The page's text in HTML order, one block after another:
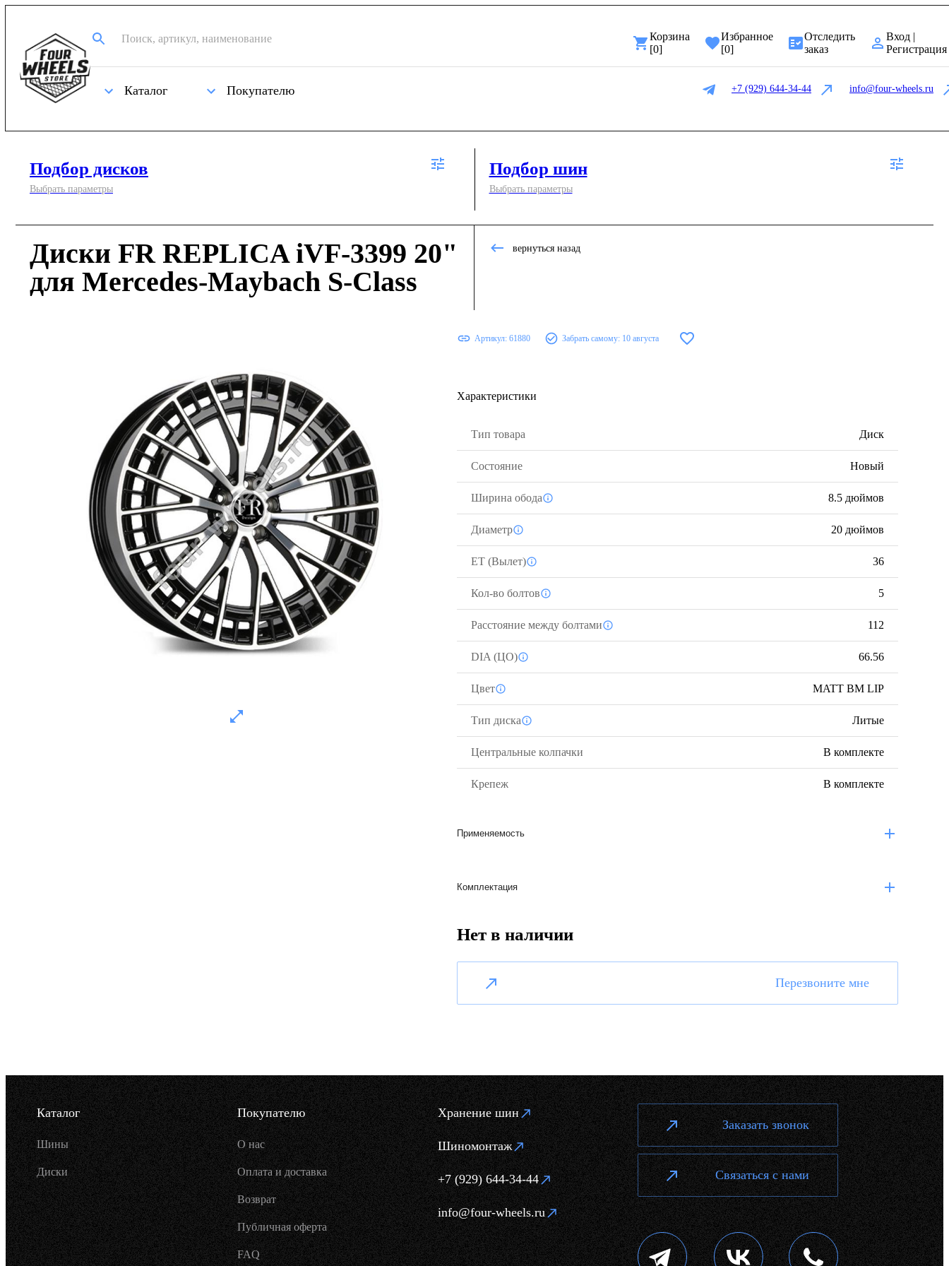
Корзина
[0]
Избранное
[0]
Отследить
заказ
Вход |
Регистрация
Каталог Покупателю +7 (929) 644-34-44 info@four-wheels.ru
Подбор дисков
Выбрать параметры
Подбор шин
Выбрать параметры
Диски FR REPLICA iVF-3399 20"
для Mercedes-Maybach S-Class
вернуться назад
Артикул: 61880 Забрать самому: 10 августа
Характеристики
Тип товара Диск
Состояние Новый
Ширина обода 8.5 дюймов
Диаметр 20 дюймов
ЕТ (Вылет) 36
Кол-во болтов 5
Расстояние между болтами 112
DIA (ЦО) 66.56
Цвет MATT BM LIP
Тип диска Литые
Центральные колпачки В комплекте
Крепеж В комплекте
Применяемость
Комплектация
Нет в наличии
Перезвоните мне
Каталог
Шины
Диски
Покупателю
О нас
Оплата и доставка
Возврат
Публичная оферта
FAQ
Хранение шин
Шиномонтаж
+7 (929) 644-34-44
info@four-wheels.ru
Заказать звонок
Связаться с нами